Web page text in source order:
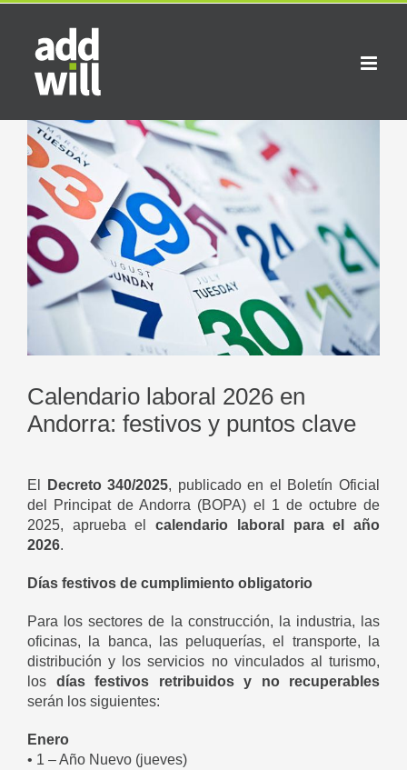
Saltar
contenido
Ver
imagen
más
grande
Calendario laboral 2026 en
Andorra: festivos y puntos clave
El Decreto 340/2025, publicado en el Boletín Oficial
del Principat de Andorra (BOPA) el 1 de octubre de
2025, aprueba elcalendario laboral para el año
2026.
Días festivos de cumplimiento obligatorio
Para los sectores de la construcción, la industria, las
oficinas, la banca, las peluquerías, el transporte, la
distribución y los servicios no vinculados al turismo,
los días festivos retribuidos y no recuperables
serán los siguientes:
Enero
• 1 – Año Nuevo (jueves)